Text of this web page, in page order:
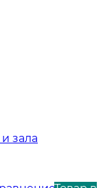
зала